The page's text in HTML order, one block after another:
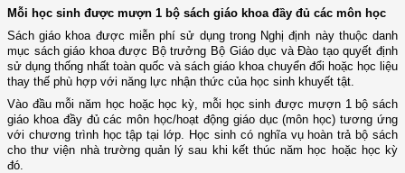
Mỗi học sinh được mượn 1 bộ sách giáo khoa đầy đủ các môn học
Sách giáo khoa được miễn phí sử dụng trong Nghị định này thuộc danh
mục sách giáo khoa được Bộ trưởng Bộ Giáo dục và Đào tạo quyết định
sử dụng thống nhất toàn quốc và sách giáo khoa chuyển đổi hoặc học liệu
thay thế phù hợp với năng lực nhận thức của học sinh khuyết tật.
Vào đầu mỗi năm học hoặc học kỳ, mỗi học sinh được mượn 1 bộ sách
giáo khoa đầy đủ các môn học/hoạt động giáo dục (môn học) tương ứng
với chương trình học tập tại lớp. Học sinh có nghĩa vụ hoàn trả bộ sách
cho thư viện nhà trường quản lý sau khi kết thúc năm học hoặc học kỳ
đó.